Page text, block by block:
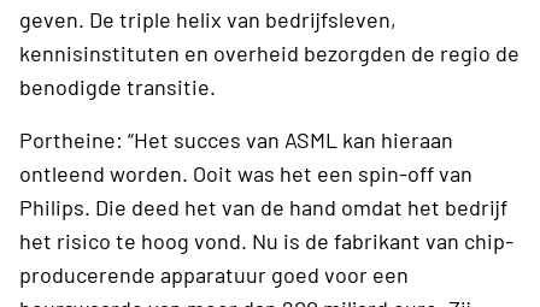
geven. De triple helix van bedrijfsleven,
kennisinstituten en overheid bezorgden de regio de
benodigde transitie.
Portheine: “Het succes van ASML kan hieraan
ontleend worden. Ooit was het een spin-off van
Philips. Die deed het van de hand omdat het bedrijf
het risico te hoog vond. Nu is de fabrikant van chip-
producerende apparatuur goed voor een